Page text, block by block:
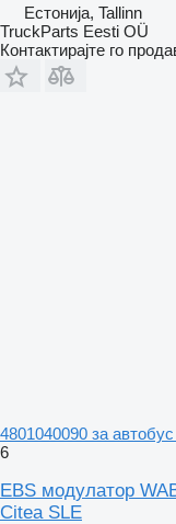
Естонија, Tallinn
TruckParts Eesti OÜ
Контактирајте го
4801040090 за
6
EBS модулатор
Citea SLE